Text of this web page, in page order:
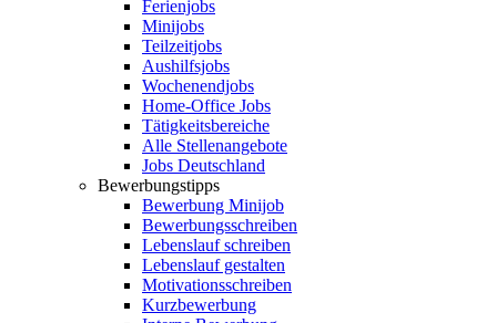
Ferienjobs
Minijobs
Teilzeitjobs
Aushilfsjobs
Wochenendjobs
Home-Office Jobs
Tätigkeitsbereiche
Alle Stellenangebote
Jobs Deutschland
Bewerbungstipps
Bewerbung Minijob
Bewerbungsschreiben
Lebenslauf schreiben
Lebenslauf gestalten
Motivationsschreiben
Kurzbewerbung